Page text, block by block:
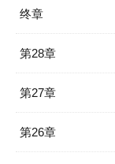
终章
第28章
第27章
第26章